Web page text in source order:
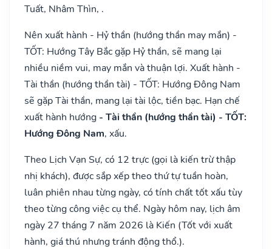
Tuất, Nhâm Thìn, .
Nên xuất hành - Hỷ thần (hướng thần may mắn) -
TỐT: Hướng Tây Bắc gặp Hỷ thần, sẽ mang lại
nhiều niềm vui, may mắn và thuận lợi. Xuất hành -
Tài thần (hướng thần tài) - TỐT: Hướng Đông Nam
sẽ gặp Tài thần, mang lại tài lộc, tiền bạc. Hạn chế
xuất hành hướng - Tài thần (hướng thần tài) - TỐT:
Hướng Đông Nam, xấu.
Theo Lịch Vạn Sự, có 12 trực (gọi là kiến trừ thập
nhị khách), được sắp xếp theo thứ tự tuần hoàn,
luân phiên nhau từng ngày, có tính chất tốt xấu tùy
theo từng công việc cụ thể. Ngày hôm nay, lịch âm
ngày 27 tháng 7 năm 2026 là Kiến (Tốt với xuất
hành, giá thú nhưng tránh động thổ.).